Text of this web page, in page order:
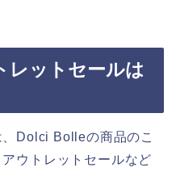
レットセールは
Dolci Bolleの商品のこ
ウトレットセールなど